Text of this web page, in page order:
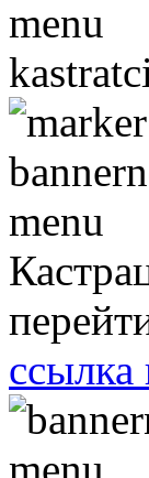
ссылка